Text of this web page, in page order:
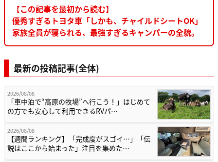
【この記事を最初から読む】
優秀すぎるトヨタ車「しかも、チャイルドシートOK」
家族全員が寝られる、最強すぎるキャンパーの全貌。
最新の投稿記事(全体)
2026/08/08
「車中泊で“高原の牧場”へ行こう！」はじめて
の方でも安心して利用できるRVパ…
2026/08/08
【週間ランキング】「完成度がスゴイ…」「伝
説はここから始まった」注目を集めた…